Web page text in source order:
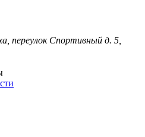
переулок Спортивный д. 5,